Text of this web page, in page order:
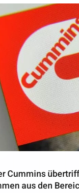
Cummins
aus den